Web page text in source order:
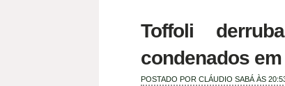
Toffoli
condenados
POSTADO POR CLÁUDIO SABÁ ÀS